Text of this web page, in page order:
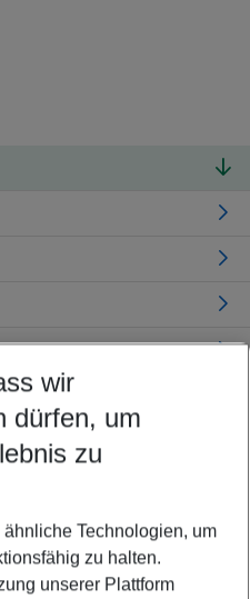
your best
nights
wir
dürfen, um
zu
Technologien, um
zu halten.
unserer Plattform